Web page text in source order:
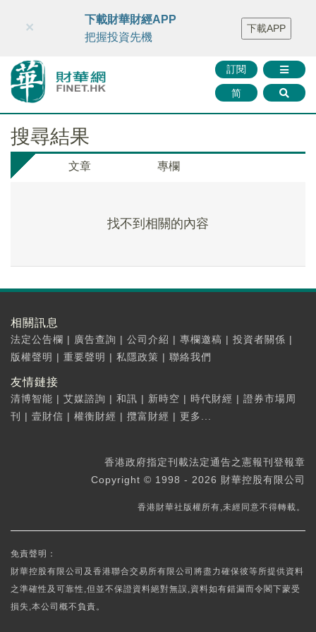
財華智庫網 FINTV FINMETA 財華證券 媒體矩陣
智庫沙龍
聯絡我們
訂閱
简
×
下載財華財經APP
把握投資先機
下載APP
搜尋結果
文章 專欄
找不到相關的內容
相關訊息
法定公告欄 | 廣告查詢 | 公司介紹 | 專欄邀稿 | 投資者關係 |
版權聲明 | 重要聲明 | 私隱政策 | 聯絡我們
友情鏈接
清博智能 | 艾媒諮詢 | 和訊 | 新時空 | 時代財經 | 證券市場周
刊
| 壹財信 | 權衡財經 | 攬富財經 | 更多...
香港政府指定刊載法定通告之憲報刊登報章
Copyright © 1998 - 2026 財華控股有限公司
香港財華社版權所有,未經同意不得轉載。
免責聲明：
財華控股有限公司及香港聯合交易所有限公司將盡力確保彼等所提供資料
之準確性及可靠性,但並不保證資料絕對無誤,資料如有錯漏而令閣下蒙受
損失,本公司概不負責。